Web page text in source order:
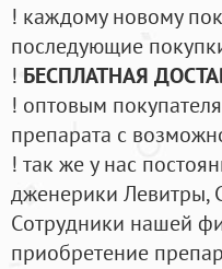
! каждому новому
последующие
! БЕСПЛАТНАЯ
! оптовым
препарата с
! так же у нас
дженерики Левитры,
Cотрудники нашей
приобретение